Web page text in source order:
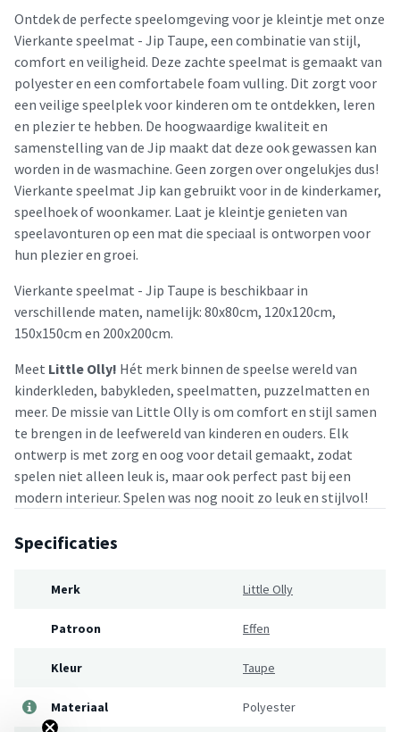
Ontdek de perfecte speelomgeving voor je kleintje met onze
Vierkante speelmat - Jip Taupe, een combinatie van stijl,
comfort en veiligheid. Deze zachte speelmat is gemaakt van
polyester en een comfortabele foam vulling. Dit zorgt voor
een veilige speelplek voor kinderen om te ontdekken, leren
en plezier te hebben. De hoogwaardige kwaliteit en
samenstelling van de Jip maakt dat deze ook gewassen kan
worden in de wasmachine. Geen zorgen over ongelukjes dus!
Vierkante speelmat Jip kan gebruikt voor in de kinderkamer,
speelhoek of woonkamer. Laat je kleintje genieten van
speelavonturen op een mat die speciaal is ontworpen voor
hun plezier en groei.
Vierkante speelmat - Jip Taupe is beschikbaar in
verschillende maten, namelijk: 80x80cm, 120x120cm,
150x150cm en 200x200cm.
Meet Little Olly! Hét merk binnen de speelse wereld van
kinderkleden, babykleden, speelmatten, puzzelmatten en
meer. De missie van Little Olly is om comfort en stijl samen
te brengen in de leefwereld van kinderen en ouders. Elk
ontwerp is met zorg en oog voor detail gemaakt, zodat
spelen niet alleen leuk is, maar ook perfect past bij een
modern interieur. Spelen was nog nooit zo leuk en stijlvol!
Specificaties
Merk Little Olly
Patroon Effen
Kleur Taupe
Materiaal Polyester